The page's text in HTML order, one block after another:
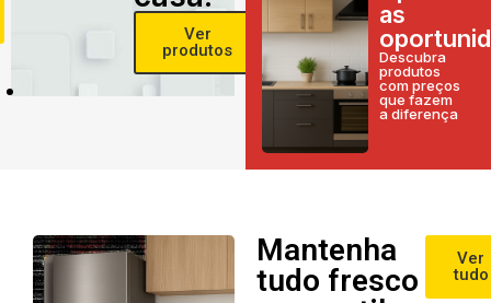
Ver
produtos
as
Descubra
produtos
com preços
que fazem
a diferença
Mantenha
tudo fresco
Ver
tudo